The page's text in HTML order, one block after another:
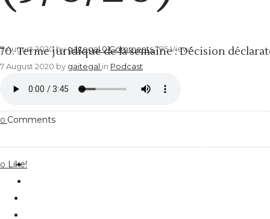
7 August 2020by gaitegal0Comments795 Views
70. Terme juridique de la semaine : Décision
7 August 2020 by gaitegal in Podcast
0 Comments
0 Like!